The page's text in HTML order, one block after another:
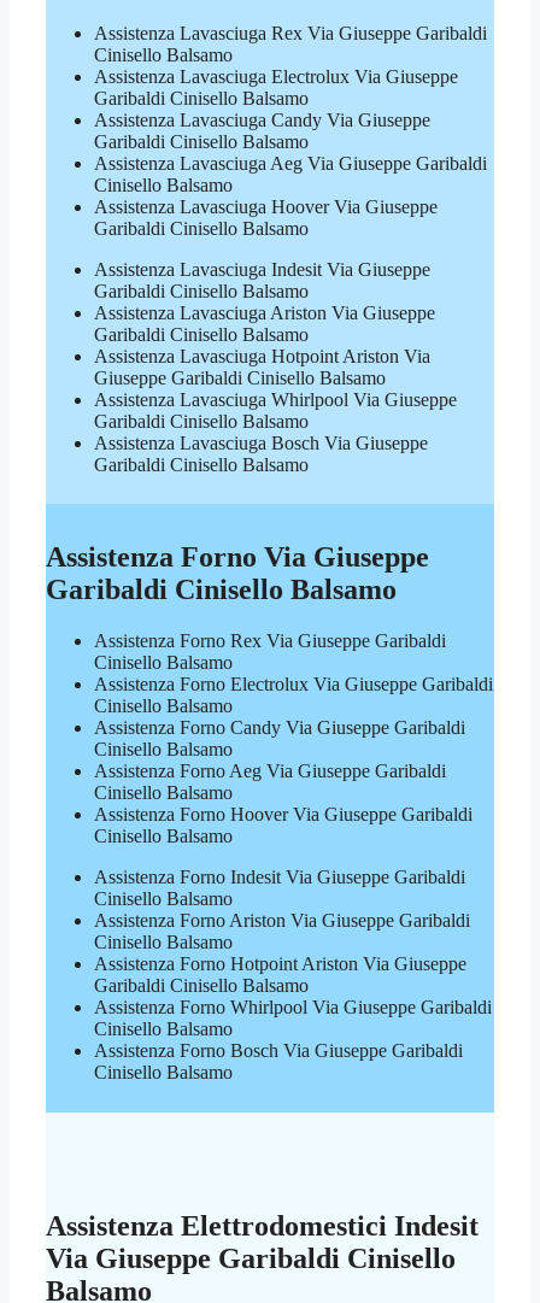
Assistenza Lavasciuga Rex Via Giuseppe Garibaldi
Cinisello Balsamo
Assistenza Lavasciuga Electrolux Via Giuseppe
Garibaldi Cinisello Balsamo
Assistenza Lavasciuga Candy Via Giuseppe
Garibaldi Cinisello Balsamo
Assistenza Lavasciuga Aeg Via Giuseppe Garibaldi
Cinisello Balsamo
Assistenza Lavasciuga Hoover Via Giuseppe
Garibaldi Cinisello Balsamo
Assistenza Lavasciuga Indesit Via Giuseppe
Garibaldi Cinisello Balsamo
Assistenza Lavasciuga Ariston Via Giuseppe
Garibaldi Cinisello Balsamo
Assistenza Lavasciuga Hotpoint Ariston Via
Giuseppe Garibaldi Cinisello Balsamo
Assistenza Lavasciuga Whirlpool Via Giuseppe
Garibaldi Cinisello Balsamo
Assistenza Lavasciuga Bosch Via Giuseppe
Garibaldi Cinisello Balsamo
Assistenza Forno Via Giuseppe
Garibaldi Cinisello Balsamo
Assistenza Forno Rex Via Giuseppe Garibaldi
Cinisello Balsamo
Assistenza Forno Electrolux Via Giuseppe Garibaldi
Cinisello Balsamo
Assistenza Forno Candy Via Giuseppe Garibaldi
Cinisello Balsamo
Assistenza Forno Aeg Via Giuseppe Garibaldi
Cinisello Balsamo
Assistenza Forno Hoover Via Giuseppe Garibaldi
Cinisello Balsamo
Assistenza Forno Indesit Via Giuseppe Garibaldi
Cinisello Balsamo
Assistenza Forno Ariston Via Giuseppe Garibaldi
Cinisello Balsamo
Assistenza Forno Hotpoint Ariston Via Giuseppe
Garibaldi Cinisello Balsamo
Assistenza Forno Whirlpool Via Giuseppe Garibaldi
Cinisello Balsamo
Assistenza Forno Bosch Via Giuseppe Garibaldi
Cinisello Balsamo
Assistenza Elettrodomestici Indesit
Via Giuseppe Garibaldi Cinisello
Balsamo